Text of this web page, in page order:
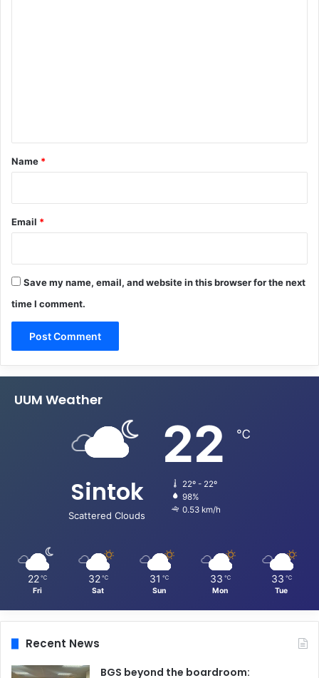
*
Name *
Email *
Save my name, email, and website in this browser for the next
time I comment.
UUM Weather
Sintok
Scattered Clouds
22 ℃
22º - 22º
98%
0.53 km/h
22 ℃
Fri
32 ℃
Sat
31 ℃
Sun
33 ℃
Mon
33 ℃
Tue
Recent News
BGS beyond the boardroom: